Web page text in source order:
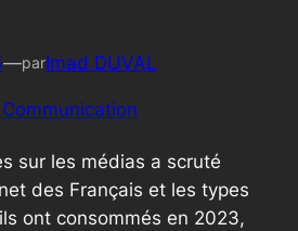
—parImad DUVAL
sur les médias a scruté
des Français et les types
ont consommés en 2023,